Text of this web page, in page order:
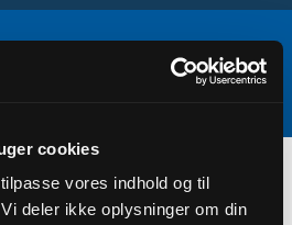
cookies
vores indhold og til
deler ikke oplysninger om din